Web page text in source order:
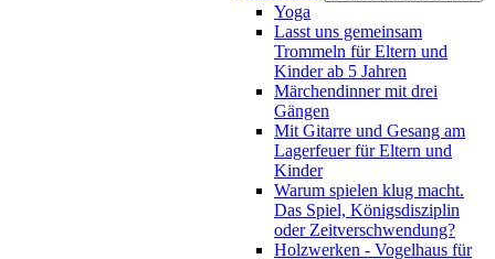
Yoga
Lasst uns gemeinsam
Trommeln für Eltern und
Kinder ab 5 Jahren
Märchendinner mit drei
Gängen
Mit Gitarre und Gesang am
Lagerfeuer für Eltern und
Kinder
Warum spielen klug macht.
Das Spiel, Königsdisziplin
oder Zeitverschwendung?
Holzwerken - Vogelhaus für